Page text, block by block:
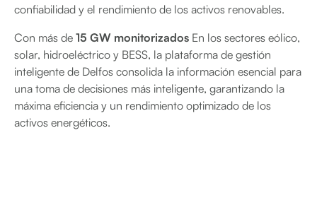
confiabilidad y el rendimiento de los activos renovables.
Con más de 15 GW monitorizados En los sectores eólico,
solar, hidroeléctrico y BESS, la plataforma de gestión
inteligente de Delfos consolida la información esencial para
una toma de decisiones más inteligente, garantizando la
máxima eficiencia y un rendimiento optimizado de los
activos energéticos.